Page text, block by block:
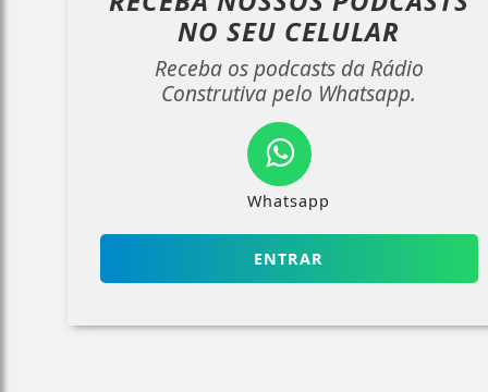
NOSEU CELULAR
Receba os podcasts da Rádio
Construtiva pelo Whatsapp.
Whatsapp
ENTRAR